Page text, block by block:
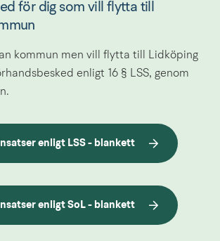
för dig som vill flytta till
kommun men vill flytta till Lidköping
enligt 16 § LSS, genom
enligt LSS - blankett
enligt SoL - blankett